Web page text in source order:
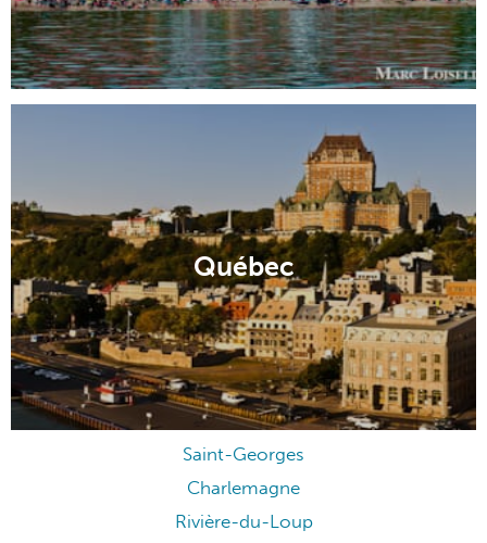
Québec
Saint-Georges
Charlemagne
Rivière-du-Loup